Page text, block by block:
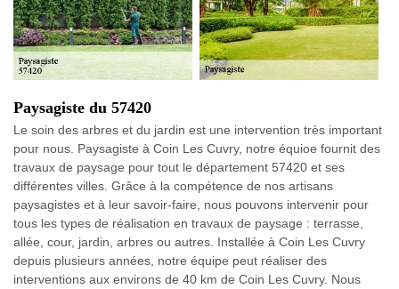
Paysagiste du 57420
Le soin des arbres et du jardin est une intervention très important
pour nous. Paysagiste à Coin Les Cuvry, notre équioe fournit des
travaux de paysage pour tout le département 57420 et ses
différentes villes. Grâce à la compétence de nos artisans
paysagistes et à leur savoir-faire, nous pouvons intervenir pour
tous les types de réalisation en travaux de paysage : terrasse,
allée, cour, jardin, arbres ou autres. Installée à Coin Les Cuvry
depuis plusieurs années, notre équipe peut réaliser des
interventions aux environs de 40 km de Coin Les Cuvry. Nous